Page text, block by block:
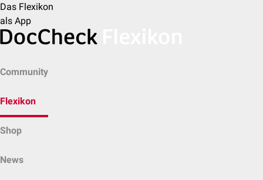
Das Flexikon
als App
Community
Flexikon
Shop
News